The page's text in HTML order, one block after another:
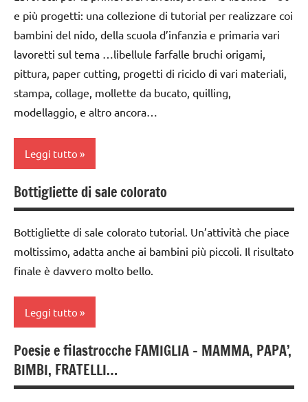
manualità
natalizie
FESTE
DELL'ANNO
LAVORETTI
lavoretti
Natale
Natale
raccolte
di links
a tema
TUTORIAL
TUTTI GLI
ARGOMENTI
PER ETA'
ARTICOLI
anni
dai
3 ai
6
anni
LAVORETTI
raccolte
di links
a tema
STAGIONI
TUTORIAL
ARGOMENTI
PER ETA'
ARTICOLI
e più progetti: una collezione di tutorial per realizzare coi
bambini del nido, della scuola d’infanzia e primaria vari
lavoretti sul tema …libellule farfalle bruchi origami,
pittura, paper cutting, progetti di riciclo di vari materiali,
stampa, collage, mollette da bucato, quilling,
modellaggio, e altro ancora…
Leggi tutto
classi
1a-5a
da 0
a 3
anni
dai
3 ai
6
anni
LAVORETTI
Bottigliette di sale colorato
Bottigliette di sale colorato tutorial. Un’attività che piace
moltissimo, adatta anche ai bambini più piccoli. Il risultato
finale è davvero molto bello.
Leggi tutto
da 0
a 3
anni
Poesie e filastrocche FAMIGLIA – MAMMA, PAPA’,
BIMBI, FRATELLI…